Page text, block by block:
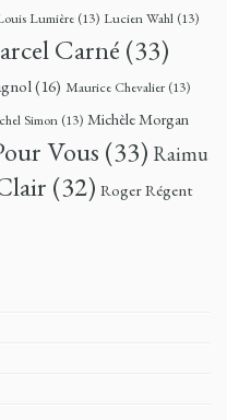
Lumière (13) Lucien Wahl (13)
Carné (33)
(16) Maurice Chevalier (13)
Simon (13) Michèle Morgan
Vous (33) Raimu
(32) Roger Régent